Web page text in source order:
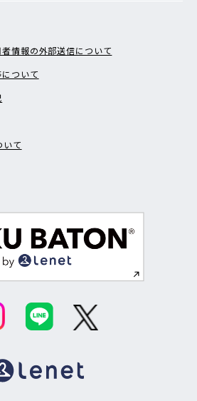
情報の外部送信について
ついて
いて